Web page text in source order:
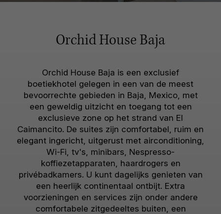
Orchid House Baja
Orchid House Baja is een exclusief
boetiekhotel gelegen in een van de meest
bevoorrechte gebieden in Baja, Mexico, met
een geweldig uitzicht en toegang tot een
exclusieve zone op het strand van El
Caimancito. De suites zijn comfortabel, ruim en
elegant ingericht, uitgerust met airconditioning,
Wi-Fi, tv's, minibars, Nespresso-
koffiezetapparaten, haardrogers en
privébadkamers. U kunt dagelijks genieten van
een heerlijk continentaal ontbijt. Extra
voorzieningen en services zijn onder andere
comfortabele zitgedeeltes buiten, een